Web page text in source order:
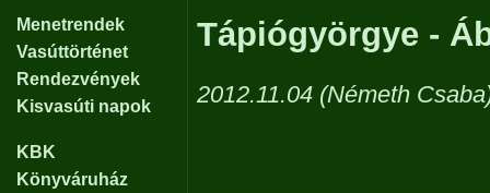
Menetrendek
Vasúttörténet
Rendezvények
Kisvasúti napok
KBK
Könyváruház
Tápiógyörgye -
2012.11.04 (Németh